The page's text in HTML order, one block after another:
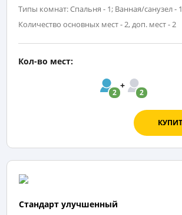
Типы комнат: Спальня - 1; Ванная/санузел -
Количество основных мест - 2, доп. мест - 2
Кол-во мест:
2 2
Стандарт улучшенный